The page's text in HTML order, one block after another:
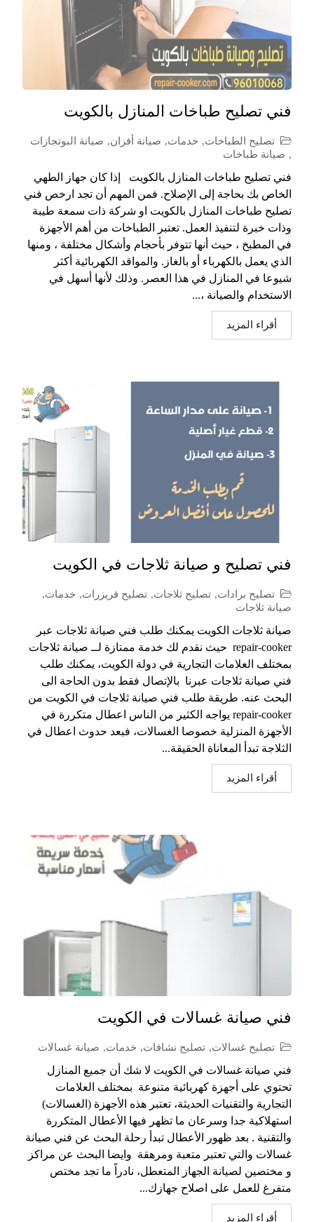
فني تصليح طباخات المنازل بالكويت
تصليح الطباخات, خدمات, صيانة أفران, صيانة البوتجازات
, صيانة طباخات
فني تصليح طباخات المنازل بالكويت إذا كان جهاز الطهي
الخاص بك بحاجة إلى الإصلاح. فمن المهم أن تجد ارخص فني
تصليح طباخات المنازل بالكويت او شركة ذات سمعة طيبة
وذات خبرة لتنفيذ العمل. تعتبر الطباخات من أهم الأجهزة
في المطبخ ، حيث أنها تتوفر بأحجام وأشكال مختلفة ، ومنها
الذي يعمل بالكهرباء أو بالغاز. والمواقد الكهربائية أكثر
شيوعا في المنازل في هذا العصر. وذلك لأنها أسهل في
الاستخدام والصيانة ،...
أقراء المزيد
فني تصليح و صيانة ثلاجات في الكويت
تصليح برادات, تصليح ثلاجات, تصليح فريزرات, خدمات,
صيانة ثلاجات
صيانة ثلاجات الكويت يمكنك طلب فني صيانة ثلاجات عبر
repair-cooker حيث نقدم لك خدمة ممتازة لــ صيانة ثلاجات
بمختلف العلامات التجارية في دولة الكويت، يمكنك طلب
فني صيانة ثلاجات عبرنا بالإتصال فقط بدون الحاجة الى
البحث عنه. طريقة طلب فني صيانة ثلاجات في الكويت من
repair-cooker يواجه الكثير من الناس اعطال متكررة في
الأجهزة المنزلية خصوصا الغسالات، فبعد حدوث اعطال في
الثلاجة تبدأ المعاناة الحقيقة...
أقراء المزيد
فني صيانة غسالات في الكويت
تصليح غسالات, تصليح نشافات, خدمات, صيانة غسالات
فني صيانة غسالات في الكويت لا شك أن جميع المنازل
تحتوي على أجهزة كهربائية متنوعة بمختلف العلامات
التجارية والتقنيات الحديثة، تعتبر هذه الأجهزة (الغسالات)
استهلاكية جدا وسرعان ما تظهر فيها الأعطال المتكررة
والتقنية . بعد ظهور الأعطال تبدأ رحلة البحث عن فني صيانة
غسالات والتي تعتبر متعبة ومرهقة وايضا البحث عن مراكز
و مختصين لصيانة الجهاز المتعطل، نادراً ما تجد مختص
متفرغ للعمل على اصلاح جهازك...
أقراء المزيد